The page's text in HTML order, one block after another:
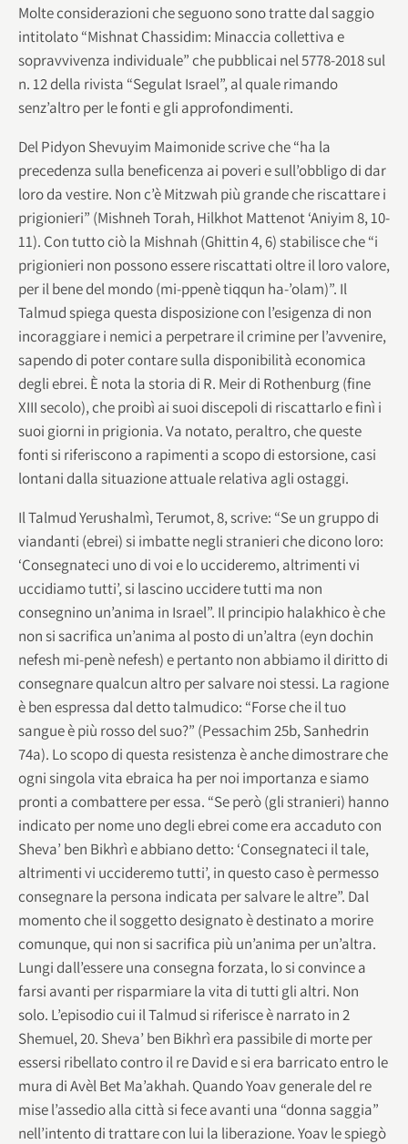
Molte considerazioni che seguono sono tratte dal saggio
intitolato “Mishnat Chassidim: Minaccia collettiva e
sopravvivenza individuale” che pubblicai nel 5778-2018 sul
n. 12 della rivista “Segulat Israel”, al quale rimando
senz’altro per le fonti e gli approfondimenti.
Del Pidyon Shevuyim Maimonide scrive che “ha la
precedenza sulla beneficenza ai poveri e sull’obbligo di dar
loro da vestire. Non c’è Mitzwah più grande che riscattare i
prigionieri” (Mishneh Torah, Hilkhot Mattenot ‘Aniyim 8, 10-
11). Con tutto ciò la Mishnah (Ghittin 4, 6) stabilisce che “i
prigionieri non possono essere riscattati oltre il loro valore,
per il bene del mondo (mi-ppenè tiqqun ha-’olam)”. Il
Talmud spiega questa disposizione con l’esigenza di non
incoraggiare i nemici a perpetrare il crimine per l’avvenire,
sapendo di poter contare sulla disponibilità economica
degli ebrei. È nota la storia di R. Meir di Rothenburg (fine
XIII secolo), che proibì ai suoi discepoli di riscattarlo e finì i
suoi giorni in prigionia. Va notato, peraltro, che queste
fonti si riferiscono a rapimenti a scopo di estorsione, casi
lontani dalla situazione attuale relativa agli ostaggi.
Il Talmud Yerushalmì, Terumot, 8, scrive: “Se un gruppo di
viandanti (ebrei) si imbatte negli stranieri che dicono loro:
‘Consegnateci uno di voi e lo uccideremo, altrimenti vi
uccidiamo tutti’, si lascino uccidere tutti ma non
consegnino un’anima in Israel”. Il principio halakhico è che
non si sacrifica un’anima al posto di un’altra (eyn dochin
nefesh mi-penè nefesh) e pertanto non abbiamo il diritto di
consegnare qualcun altro per salvare noi stessi. La ragione
è ben espressa dal detto talmudico: “Forse che il tuo
sangue è più rosso del suo?” (Pessachim 25b, Sanhedrin
74a). Lo scopo di questa resistenza è anche dimostrare che
ogni singola vita ebraica ha per noi importanza e siamo
pronti a combattere per essa. “Se però (gli stranieri) hanno
indicato per nome uno degli ebrei come era accaduto con
Sheva’ ben Bikhrì e abbiano detto: ‘Consegnateci il tale,
altrimenti vi uccideremo tutti’, in questo caso è permesso
consegnare la persona indicata per salvare le altre”. Dal
momento che il soggetto designato è destinato a morire
comunque, qui non si sacrifica più un’anima per un’altra.
Lungi dall’essere una consegna forzata, lo si convince a
farsi avanti per risparmiare la vita di tutti gli altri. Non
solo. L’episodio cui il Talmud si riferisce è narrato in 2
Shemuel, 20. Sheva’ ben Bikhrì era passibile di morte per
essersi ribellato contro il re David e si era barricato entro le
mura di Avèl Bet Ma’akhah. Quando Yoav generale del re
mise l’assedio alla città si fece avanti una “donna saggia”
nell’intento di trattare con lui la liberazione. Yoav le spiegò